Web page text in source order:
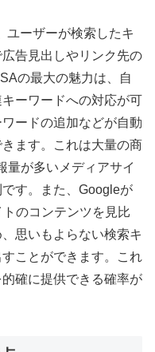
ユーザーが検索したキ
告見出しやリンク先の
の最大の魅力は、自
ーワードへの対応が可
ードの追加などが自動
ます。これは大量の商
量が多いメディアサイ
す。また、Googleが
のコンテンツを見比
思いもよらない検索キ
ことができます。これ
確に提供できる確率が